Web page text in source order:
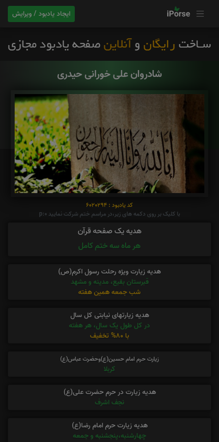
ایجاد یادبود / ویرایش
شادروان علی خورانی حیدری
کد یادبود : 6020294
با کلیک بر روی دکمه های زیر،در مراسم ختم شرکت نمایید p:0
هدیه یک صفحه قرآن
هر ماه سه ختم کامل
هدیه زیارت ویژه رحلت رسول اکرم(ص)
قبرستان بقیع، مدینه و مشهد
شب جمعه همین هفته
هدیه زیارتهای نیابتی کل سال
در کل طول یک سال، هر هفته
با 80% تخفیف
زیارت حرم امام حسین(ع)وحضرت عباس(ع)
کربلا
هدیه زیارت در حرم حضرت علی(ع)
نجف اشرف
هدیه زیارت حرم امام رضا(ع)
چهارشنبه،پنجشنبه و جمعه